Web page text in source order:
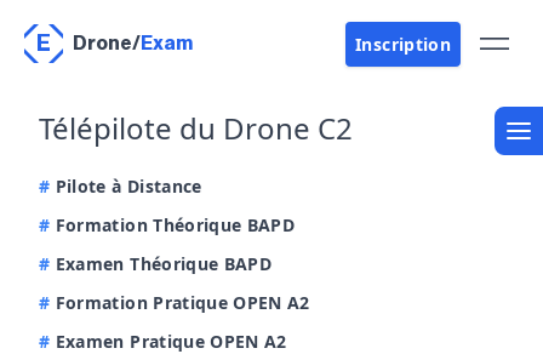
E Drone/Exam Inscription
Télépilote du Drone C2
Pilote à Distance
Formation Théorique BAPD
Examen Théorique BAPD
Formation Pratique OPEN A2
Examen Pratique OPEN A2